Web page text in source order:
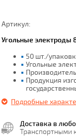
Артикул:
Угольные электроды
50 шт./
Угольные
Продукция
Подробные
Доставка в
Транспортными